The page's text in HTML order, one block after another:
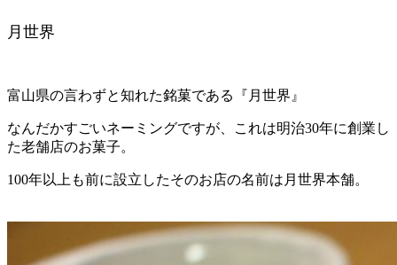
月世界
富山県の言わずと知れた銘菓である『月世界』
なんだかすごいネーミングですが、これは明治30年に創業し
た老舗店のお菓子。
100年以上も前に設立したそのお店の名前は月世界本舗。